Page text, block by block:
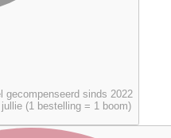
gecompenseerd sinds 2022
(1 bestelling = 1 boom)